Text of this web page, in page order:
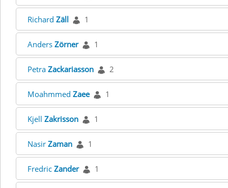
Richard Zäll 1
Anders Zörner 1
Petra Zackariasson 2
Moahmmed Zaee 1
Kjell Zakrisson 1
Nasir Zaman 1
Fredric Zander 1